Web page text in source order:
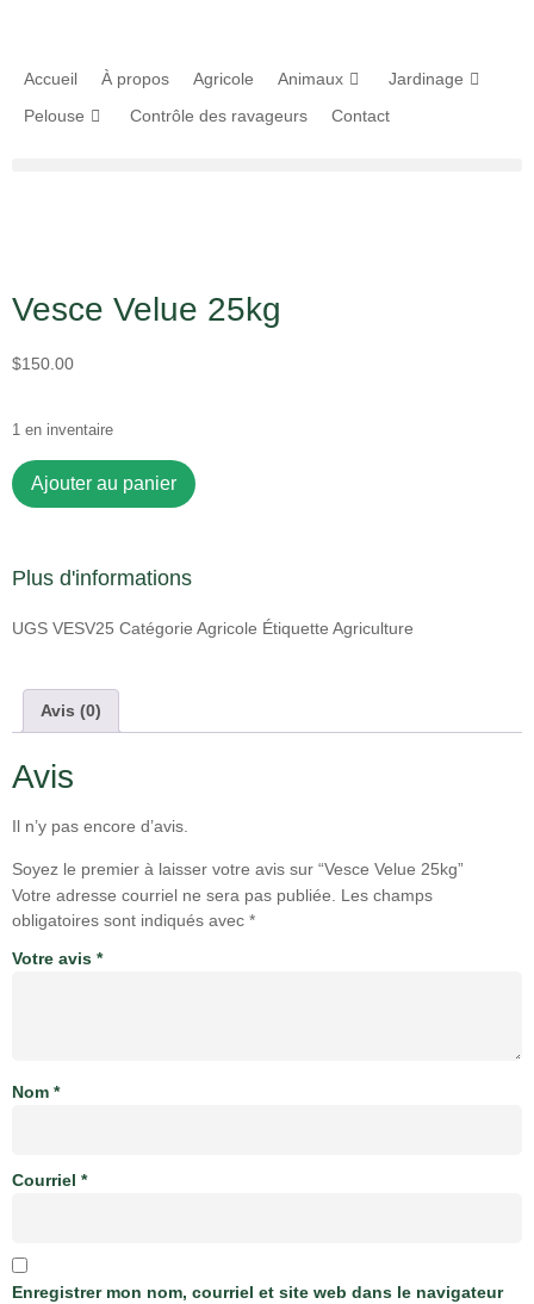
Accueil À propos Agricole Animaux
Jardinage
Pelouse
Contrôle des ravageurs Contact
Vesce Velue 25kg
$150.00
1 en inventaire
Ajouter au panier
Plus d'informations
UGS VESV25 Catégorie Agricole Étiquette Agriculture
Avis (0)
Avis
Il n’y pas encore d’avis.
Soyez le premier à laisser votre avis sur “Vesce Velue 25kg”
Votre adresse courriel ne sera pas publiée.
Les champs
obligatoires sont indiqués avec *
Votre avis *
Nom *
Courriel *
Enregistrer mon nom, courriel et site web dans le navigateur